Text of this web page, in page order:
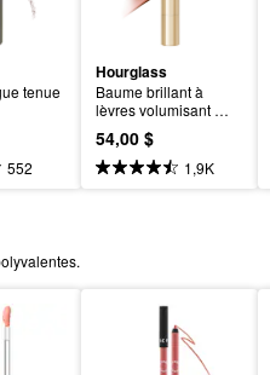
tenue
552
Hourglass
Baume brillant à
lèvres volumisant
Phantom
54,00 $
1,9K